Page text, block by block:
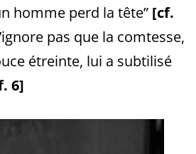
homme perd la tête” [cf.
pas que la comtesse,
étreinte, lui a subtilisé
6]